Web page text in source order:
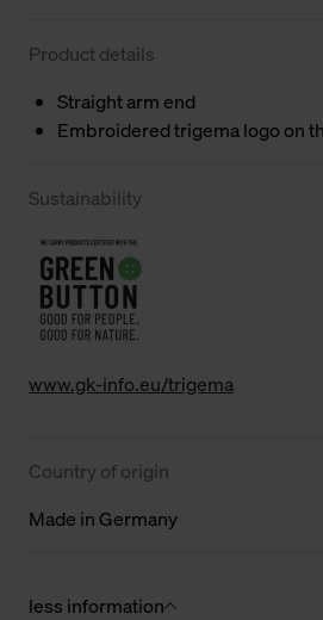
Product details
Straight arm end
Embroidered trigema logo on
Sustainability
www.gk-info.eu/trigema
Country of origin
Made in Germany
less information